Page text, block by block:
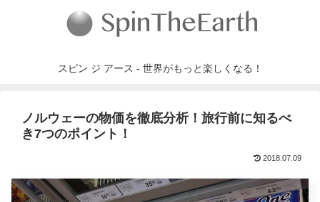
スピン ジ アース - 世界がもっと楽しくなる！
ノルウェーの物価を徹底分析！旅行前に知るべ
き7つのポイント！
2018.07.09